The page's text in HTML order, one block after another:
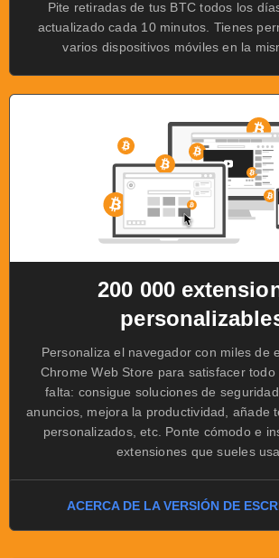
Pite retiradas de tus BTC todos los
actualizado cada 10 minutos. Tienes
varios dispositivos móviles en la
200 000
Personaliza el navegador con miles de
Chrome Web Store para satisfacer
falta: consigue soluciones de
anuncios, mejora la productividad, añade
personalizados, etc. Ponte cómodo e
extensiones que sueles
ACERCA DE LA VERSIÓN DE